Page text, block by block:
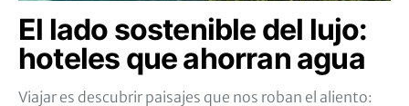
El lado sostenible del lujo:
hoteles que ahorran agua
Viajar es descubrir paisajes que nos roban el aliento: